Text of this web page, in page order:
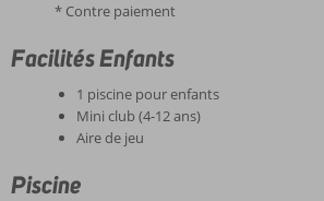
* Contre paiement
Facilités Enfants
1 piscine pour enfants
Mini club (4-12 ans)
Aire de jeu
Piscine